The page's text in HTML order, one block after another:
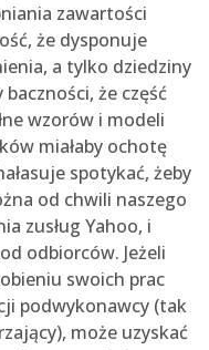
zawartości
że dysponuje
a tylko dziedziny
że część
wzorów i modeli
miałaby ochotę
spotykać, żeby
od chwili naszego
zusług Yahoo, i
odbiorców. Jeżeli
swoich prac
podwykonawcy (tak
może uzyskać